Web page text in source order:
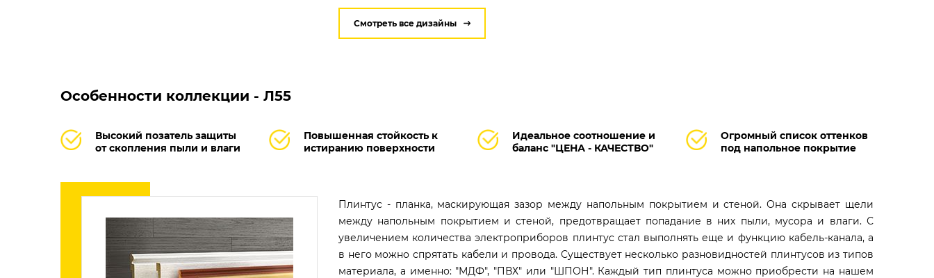
Смотреть все дизайны
Особенности коллекции - Л55
Высокий позатель защиты
от скопления пыли и влаги
Повышенная стойкость к
истиранию поверхности
Идеальное соотношение и
баланс "ЦЕНА - КАЧЕСТВО"
Огромный список оттенков
под напольное покрытие
Плинтус - планка, маскирующая зазор между напольным покрытием и стеной. Она скрывает щели
между напольным покрытием и стеной, предотвращает попадание в них пыли, мусора и влаги. С
увеличением количества электроприборов плинтус стал выполнять еще и функцию кабель-канала, а
в него можно спрятать кабели и провода. Существует несколько разновидностей плинтусов из типов
материала, а именно: "МДФ", "ПВХ" или "ШПОН". Каждый тип плинтуса можно приобрести на нашем